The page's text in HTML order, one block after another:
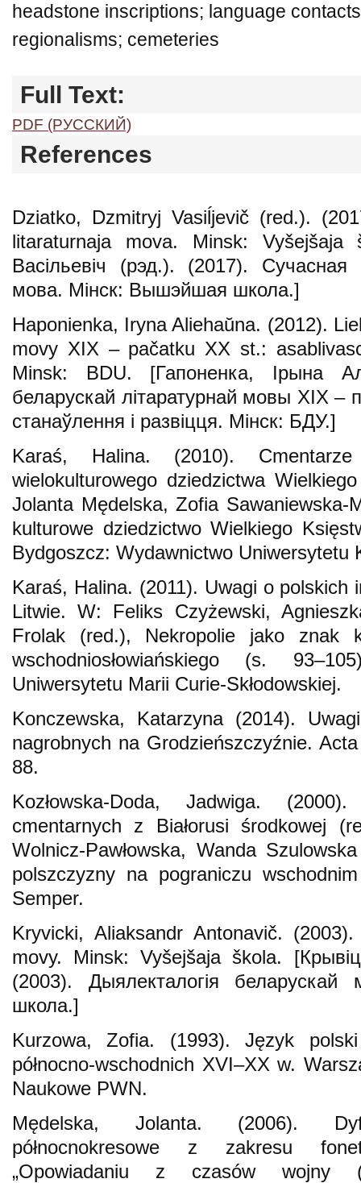
headstone inscriptions; language
regionalisms; cemeteries
Full Text:
PDF (РУССКИЙ)
References
Dziatko, Dzmitryj Vasiĺjevič (red.).
litaraturnaja mova. Minsk: Vyšejšaja
Васільевіч (рэд.). (2017). Сучасная
мова. Мінск: Вышэйшая школа.]
Haponienka, Iryna Aliehaŭna. (2012).
movy XIX – pačatku XX st.:
Minsk: BDU. [Гапоненка, Ірына
беларускай літаратурнай мовы ХІХ –
станаўлення і развіцця. Мінск: БДУ.]
Karaś, Halina. (2010).
wielokulturowego dziedzictwa
Jolanta‬‬ Mędelska, Zofia Sawaniewska-
kulturowe dziedzictwo Wielkiego
Bydgoszcz: Wydawnictwo Uniwersytetu
Karaś, Halina. (2011). Uwagi o polskich
Litwie. W: Feliks Czyżewski,
Frolak (red.), Nekropolie jako znak
wschodniosłowiańskiego (s.
Uniwersytetu Marii Curie-Skłodowskiej.
Konczewska, Katarzyna (2014).
nagrobnych na Grodzieńszczyźnie.
88.
Kozłowska-Doda, Jadwiga.
cmentarnych z Białorusi środkowej
Wolnicz-Pawłowska, Wanda
polszczyzny na pograniczu
Semper.
Kryvicki, Aliaksandr Antonavič.
movy. Minsk: Vyšejšaja škola.
(2003). Дыялекталогія
школа.]
Kurzowa, Zofia. (1993). Język
północno-wschodnich XVI–XX w.
Naukowe PWN.
Mędelska, Jolanta. (2006).
północnokresowe z zakresu
„Opowiadaniu z czasów wojny